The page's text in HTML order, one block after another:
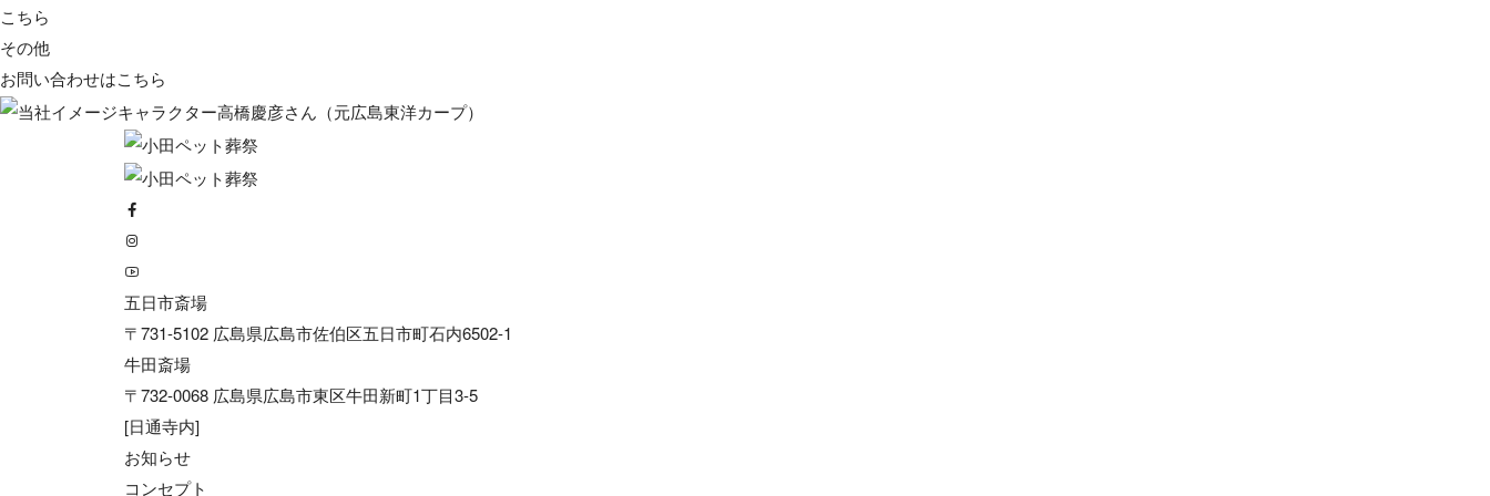
こちら
その他
お問い合わせはこちら
五日市斎場
〒731-5102 広島県広島市佐伯区五日市町石内6502-1
牛田斎場
〒732-0068 広島県広島市東区牛田新町1丁目3-5
[日通寺内]
お知らせ
コンセプト